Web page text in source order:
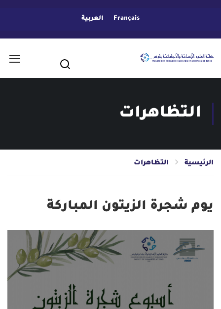
Français العربية
التظاهرات
الرئيسية التظاهرات
يوم شجرة الزيتون المباركة